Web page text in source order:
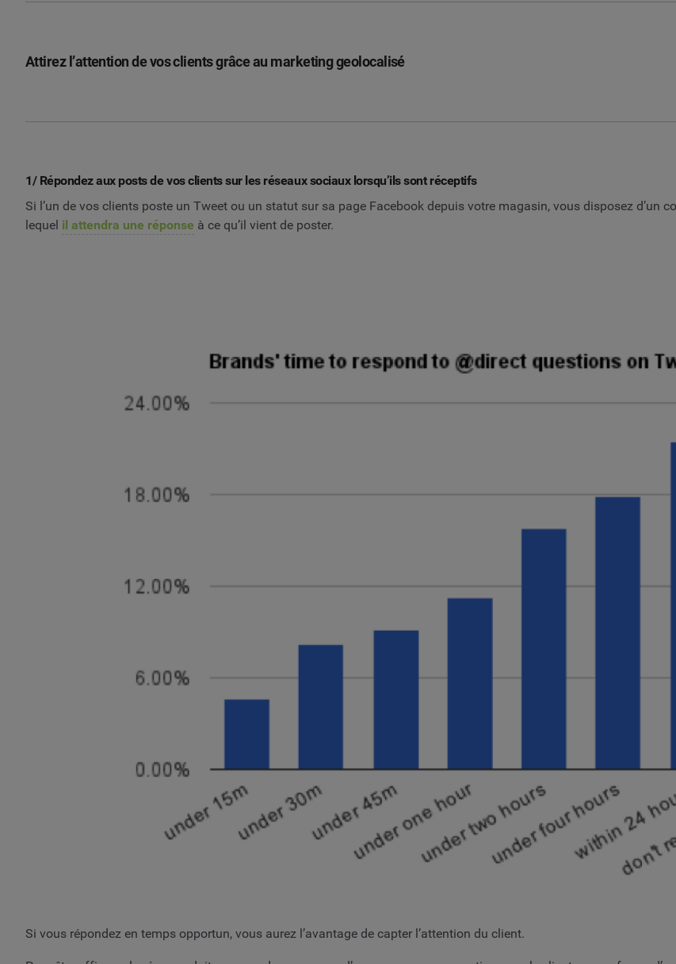
Attirez l’attention de vos clients grâce au marketing geolocalisé
1/ Répondez aux posts de vos clients sur les réseaux sociaux lorsqu’ils sont réceptifs
Si l’un de vos clients poste un Tweet ou un statut sur sa page Facebook depuis votre magasin, vous disposez d’un
lequel il attendra une réponse à ce qu’il vient de poster.
Si vous répondez en temps opportun, vous aurez l’avantage de capter l’attention du client.